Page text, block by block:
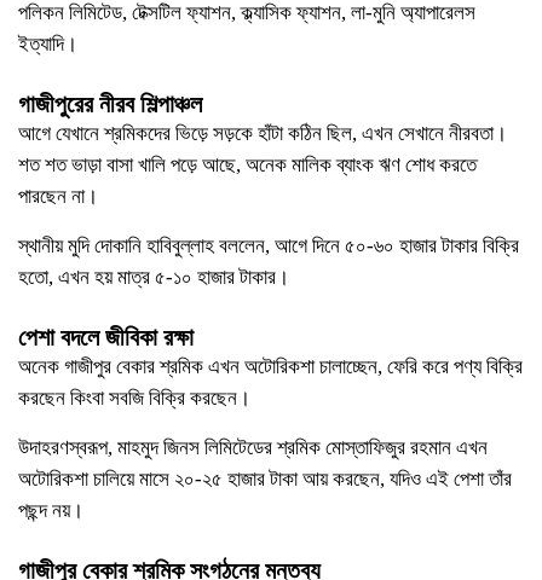
পলিকন লিমিটেড, টেক্সটিল ফ্যাশন, ক্ল্যাসিক ফ্যাশন, লা-মুনি অ্যাপারেলস
ইত্যাদি।
গাজীপুরের নীরব শিল্পাঞ্চল
আগে যেখানে শ্রমিকদের ভিড়ে সড়কে হাঁটা কঠিন ছিল, এখন সেখানে নীরবতা।
শত শত ভাড়া বাসা খালি পড়ে আছে, অনেক মালিক ব্যাংক ঋণ শোধ করতে
পারছেন না।
স্থানীয় মুদি দোকানি হাবিবুল্লাহ বললেন, আগে দিনে ৫০-৬০ হাজার টাকার বিক্রি
হতো, এখন হয় মাত্র ৫-১০ হাজার টাকার।
পেশা বদলে জীবিকা রক্ষা
অনেক গাজীপুর বেকার শ্রমিক এখন অটোরিকশা চালাচ্ছেন, ফেরি করে পণ্য বিক্রি
করছেন কিংবা সবজি বিক্রি করছেন।
উদাহরণস্বরূপ, মাহমুদ জিনস লিমিটেডের শ্রমিক মোস্তাফিজুর রহমান এখন
অটোরিকশা চালিয়ে মাসে ২০-২৫ হাজার টাকা আয় করছেন, যদিও এই পেশা তাঁর
পছন্দ নয়।
গাজীপুর বেকার শ্রমিক সংগঠনের মন্তব্য